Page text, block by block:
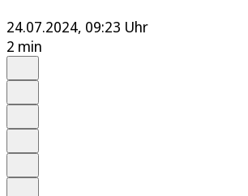
24.07.2024, 09:23 Uhr
2 min